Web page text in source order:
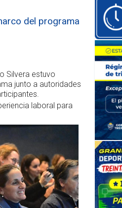
del programa
Silvera estuvo
junto a autoridades
laboral para